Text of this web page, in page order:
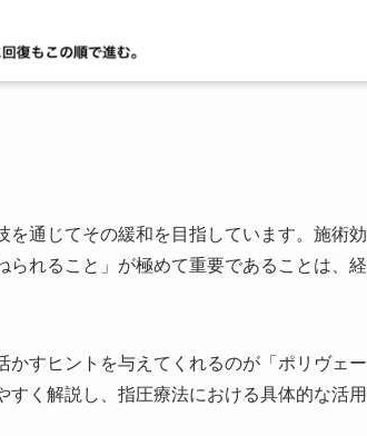
通じてその緩和を目指しています。施術効
れること」が極めて重要であることは、経
すヒントを与えてくれるのが「ポリヴェー
く解説し、指圧療法における具体的な活用